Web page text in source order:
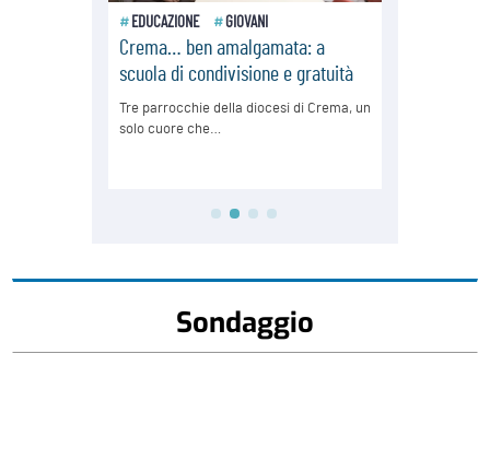
Sondaggio